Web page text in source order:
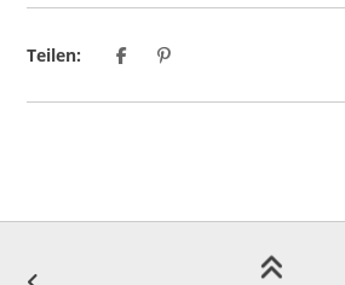
Teilen: